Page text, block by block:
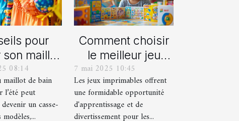
pour
maillot
idéal pour
l'été
08:14
de bain
peut
un casse-
Comment choisir
le meilleur jeu
imprimable pour
votre enfant
7 mai 2025 10:45
Les jeux imprimables offrent
une formidable opportunité
d'apprentissage et de
divertissement pour les...